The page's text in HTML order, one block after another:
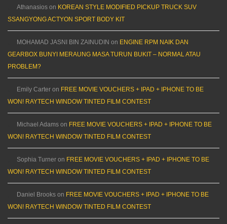
Athanasios on KOREAN STYLE MODIFIED PICKUP TRUCK SUV
SSANGYONG ACTYON SPORT BODY KIT
MOHAMAD JASNI BIN ZAINUDIN on ENGINE RPM NAIK DAN
GEARBOX BUNYI MERAUNG MASA TURUN BUKIT – NORMAL ATAU
PROBLEM?
Emily Carter on FREE MOVIE VOUCHERS + IPAD + IPHONE TO BE
WON! RAYTECH WINDOW TINTED FILM CONTEST
Michael Adams on FREE MOVIE VOUCHERS + IPAD + IPHONE TO BE
WON! RAYTECH WINDOW TINTED FILM CONTEST
Sophia Turner on FREE MOVIE VOUCHERS + IPAD + IPHONE TO BE
WON! RAYTECH WINDOW TINTED FILM CONTEST
Daniel Brooks on FREE MOVIE VOUCHERS + IPAD + IPHONE TO BE
WON! RAYTECH WINDOW TINTED FILM CONTEST